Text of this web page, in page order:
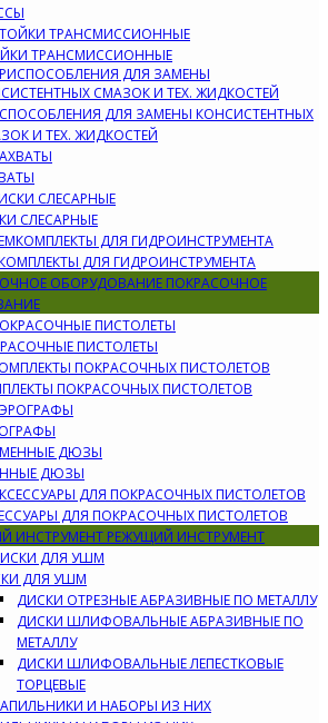
ТРАНСМИССИОННЫЕ
ДЛЯ ЗАМЕНЫ КОНСИСТЕНТНЫХ
И ТЕХ. ЖИДКОСТЕЙ
СЛЕСАРНЫЕ
ДЛЯ ГИДРОИНСТРУМЕНТА
ПОКРАСОЧНОЕ
ПИСТОЛЕТЫ
ПОКРАСОЧНЫХ ПИСТОЛЕТОВ
ДЮЗЫ
ДЛЯ ПОКРАСОЧНЫХ ПИСТОЛЕТОВ
РЕЖУЩИЙ ИНСТРУМЕНТ
ДЛЯ УШМ
ДИСКИ ОТРЕЗНЫЕ АБРАЗИВНЫЕ ПО МЕТАЛЛУ
ДИСКИ ШЛИФОВАЛЬНЫЕ АБРАЗИВНЫЕ ПО
МЕТАЛЛУ
ДИСКИ ШЛИФОВАЛЬНЫЕ ЛЕПЕСТКОВЫЕ
ТОРЦЕВЫЕ